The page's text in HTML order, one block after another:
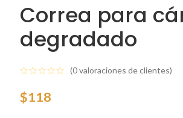
Correa para
degradado
(0valoraciones de clientes)
$118